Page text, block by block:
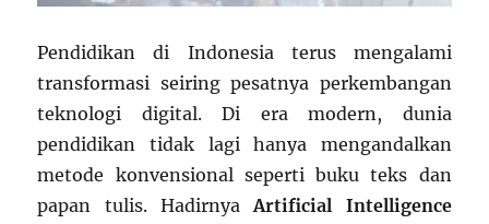
Pendidikan di Indonesia terus mengalami
transformasi seiring pesatnya perkembangan
teknologi digital. Di era modern, dunia
pendidikan tidak lagi hanya mengandalkan
metode konvensional seperti buku teks dan
papan tulis. HadirnyaArtificial Intelligence